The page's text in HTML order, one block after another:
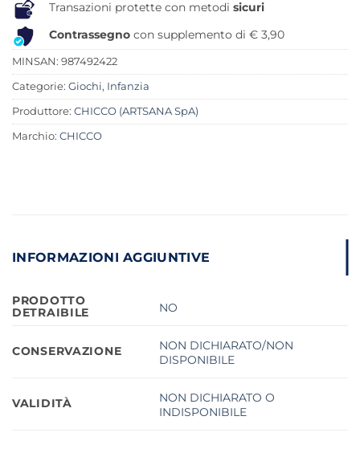
Transazioni protette con metodi sicuri
Contrassegno con supplemento di € 3,90
MINSAN: 987492422
Categorie: Giochi, Infanzia
Produttore: CHICCO (ARTSANA SpA)
Marchio: CHICCO
INFORMAZIONI AGGIUNTIVE
PRODOTTO
DETRAIBILE
NO
CONSERVAZIONE
NON DICHIARATO/NON
DISPONIBILE
VALIDITÀ
NON DICHIARATO O
INDISPONIBILE